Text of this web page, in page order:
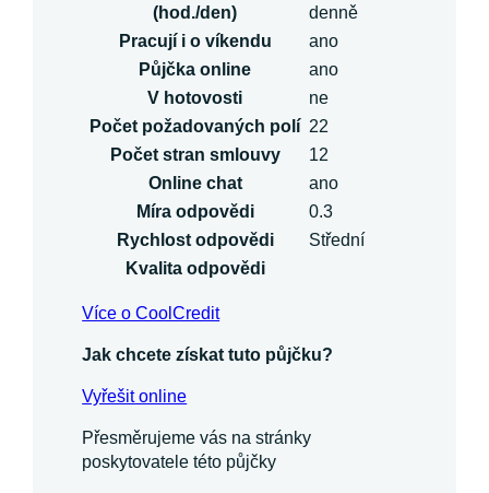
(hod./den)
denně
Pracují i o víkendu
ano
Půjčka online
ano
V hotovosti
ne
Počet požadovaných polí 22
Počet stran smlouvy
12
Online chat
ano
Míra odpovědi
0.3
Rychlost odpovědi
Střední
Kvalita odpovědi
Více o CoolCredit
Jak chcete získat tuto půjčku?
Vyřešit online
Přesměrujeme vás na stránky
poskytovatele této půjčky